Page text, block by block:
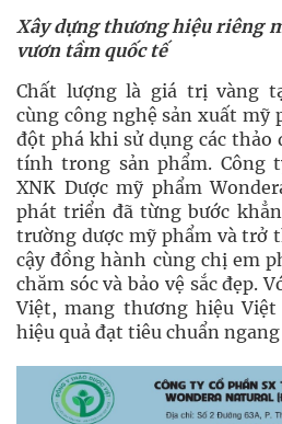
Xây dựng thương hiệu riêng
vươn tầm quốc tế
Chất lượng là giá trị vàng
cùng công nghệ sản xuất mỹ
đột phá khi sử dụng các
tính trong sản phẩm. Công
XNK Dược mỹ phẩm
phát triển đã từng bước
trường dược mỹ phẩm và trở
cậy đồng hành cùng chị em
chăm sóc và bảo vệ sắc đẹp.
Việt, mang thương hiệu
hiệu quả đạt tiêu chuẩn